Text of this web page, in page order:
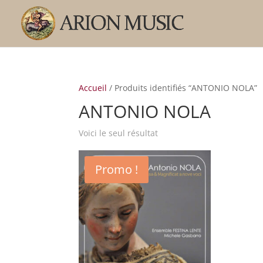
Accueil / Produits identifiés “ANTONIO NOLA”
ANTONIO NOLA
Voici le seul résultat
Promo !